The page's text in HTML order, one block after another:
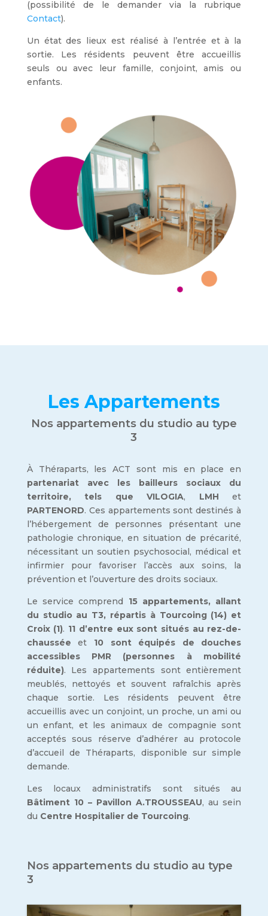
(possibilité de le demander via la rubrique
Contact).
Un état des lieux est réalisé à l’entrée et à la
sortie. Les résidents peuvent être accueillis
seuls ou avec leur famille, conjoint, amis ou
enfants.
Les Appartements
Nos appartements du studio au type
3
À Théraparts, les ACT sont mis en place en
partenariat avec les bailleurs sociaux du
territoire, tels que VILOGIA, LMH et
PARTENORD. Ces appartements sont destinés à
l’hébergement de personnes présentant une
pathologie chronique, en situation de précarité,
nécessitant un soutien psychosocial, médical et
infirmier pour favoriser l’accès aux soins, la
prévention et l’ouverture des droits sociaux.
Le service comprend 15 appartements, allant
du studio au T3, répartis à Tourcoing (14) et
Croix (1). 11 d’entre eux sont situés au rez-de-
chaussée et 10 sont équipés de douches
accessibles PMR (personnes à mobilité
réduite). Les appartements sont entièrement
meublés, nettoyés et souvent rafraîchis après
chaque sortie. Les résidents peuvent être
accueillis avec un conjoint, un proche, un ami ou
un enfant, et les animaux de compagnie sont
acceptés sous réserve d’adhérer au protocole
d’accueil de Théraparts, disponible sur simple
demande.
Les locaux administratifs sont situés au
Bâtiment 10 – Pavillon A.TROUSSEAU, au sein
du Centre Hospitalier de Tourcoing.
Nos appartements du studio au type
3